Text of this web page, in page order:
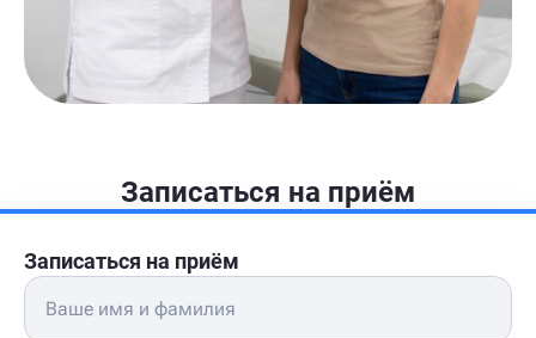
Записаться на приём
Записаться на приём